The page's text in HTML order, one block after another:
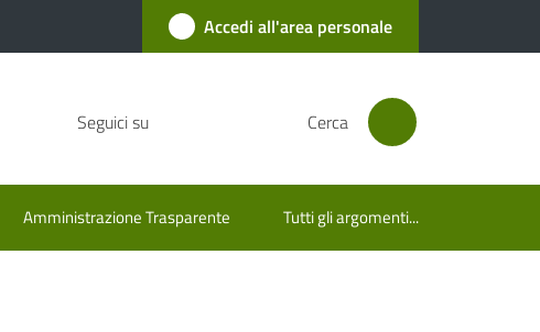
Accedi all'area personale
Seguici su Cerca
Amministrazione Trasparente Tutti gli argomenti...